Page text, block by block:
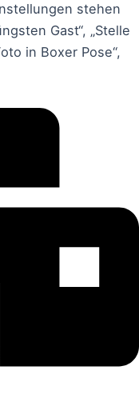
stehen
Gast“, „Stelle
in Boxer Pose“,